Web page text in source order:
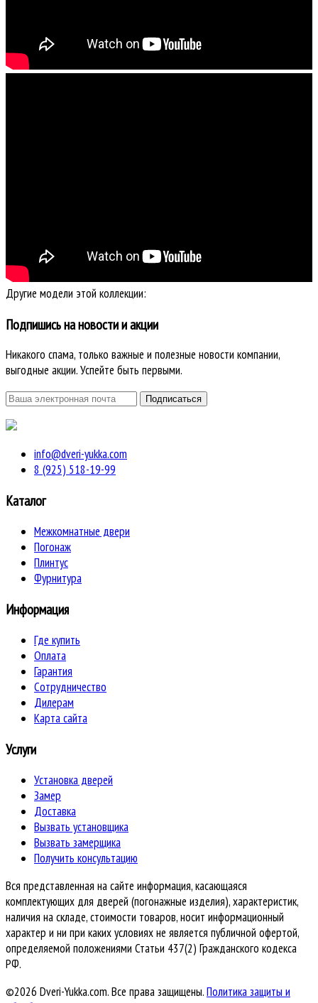
Другие модели этой коллекции:
Подпишись на новости и акции
Никакого спама, только важные и полезные новости компании,
выгодные акции. Успейте быть первыми.
info@dveri-yukka.com
8 (925) 518-19-99
Каталог
Межкомнатные двери
Погонаж
Плинтус
Фурнитура
Информация
Где купить
Оплата
Гарантия
Сотрудничество
Дилерам
Карта сайта
Услуги
Установка дверей
Замер
Доставка
Вызвать установщика
Вызвать замерщика
Получить консультацию
Вся представленная на сайте информация, касающаяся
комплектующих для дверей (погонажные изделия), характеристик,
наличия на складе, стоимости товаров, носит информационный
характер и ни при каких условиях не является публичной офертой,
определяемой положениями Статьи 437(2) Гражданского кодекса
РФ.
©2026 Dveri-Yukka.com. Все права защищены.Политика защиты и